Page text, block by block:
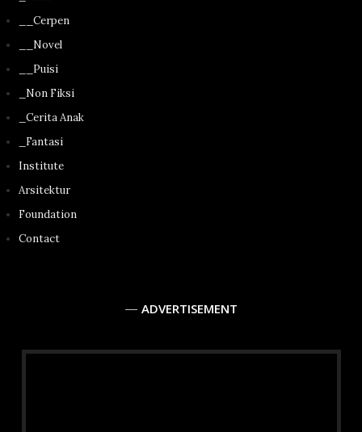
__Cerpen
__Novel
__Puisi
_Non Fiksi
_Cerita Anak
_Fantasi
Institute
Arsitektur
Foundation
Contact
ADVERTISEMENT